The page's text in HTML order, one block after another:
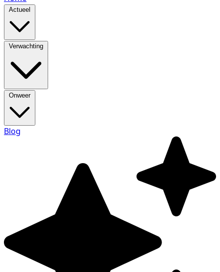
Actueel
Verwachting
Onweer
Blog